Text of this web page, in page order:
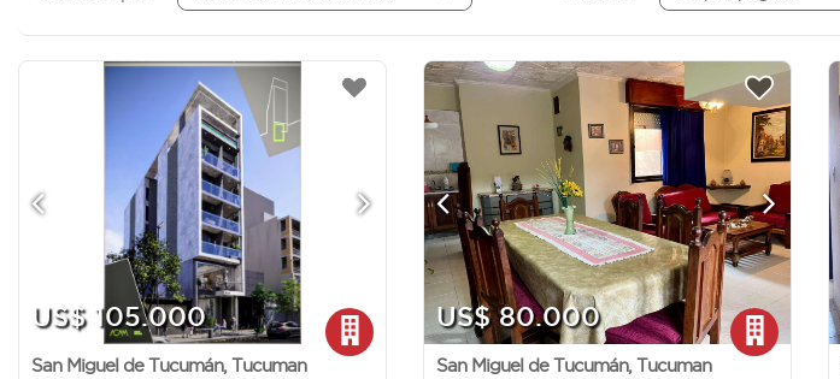
US$ 105.000
San Miguel de Tucumán, Tucuman
US$ 80.000
San Miguel de Tucumán, Tucuman